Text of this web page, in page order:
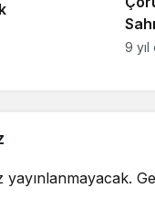
9 yıl
yayınlanmayacak.